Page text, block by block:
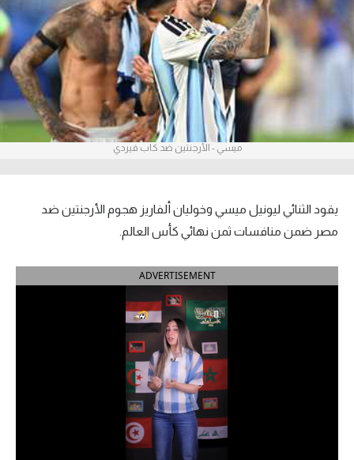
آراء حرة
ركن الألعاب
الدوري المصري
الدوري الإسباني
الدوري الإيطالي
الدوري السعودي للمحترفين
ميسي - الأرجنتين ضد كاب فيردي
يقود الثنائي ليونيل ميسي وخوليان ألفاريز هجوم الأرجنتين ضد
مصر ضمن منافسات ثمن نهائي كأس العالم.
ADVERTISEMENT